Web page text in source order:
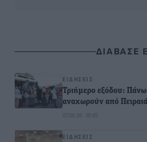
ΔΙΑΒΑΣΕ
ΕΙΔΉΣΕΙΣ
Τριήμερο εξόδου:
αναχωρούν από
07.08.26 · 18:45
ΕΙΔΉΣΕΙΣ